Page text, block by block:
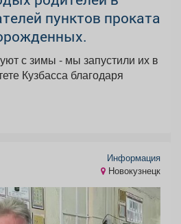
пунктов проката
с зимы - мы запустили их в
Кузбасса благодаря
Информация
Новокузнецк